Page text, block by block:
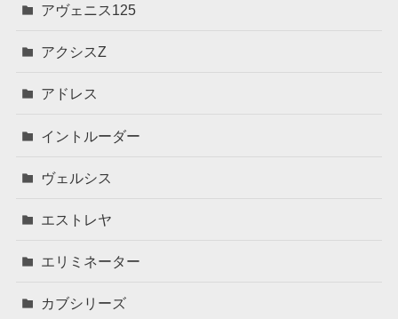
アヴェニス125
アクシスZ
アドレス
イントルーダー
ヴェルシス
エストレヤ
エリミネーター
カブシリーズ